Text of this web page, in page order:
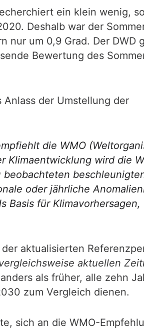
ein klein wenig,
Deshalb war der
nur um 0,9 Grad. Der DWD
Bewertung des
Anlass der Umstellung der
die WMO
Klimaentwicklung wird die
beobachteten
oder jährliche
Basis für Klimavorhersagen,
aktualisierten
aktuellen
als früher, alle zehn
zum Vergleich dienen.
sich an die WMO-